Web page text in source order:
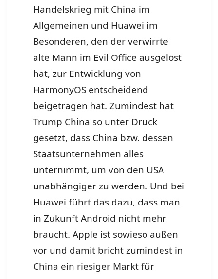
Handelskrieg mit China im
Allgemeinen und Huawei im
Besonderen, den der verwirrte
alte Mann im Evil Office ausgelöst
hat, zur Entwicklung von
HarmonyOS entscheidend
beigetragen hat. Zumindest hat
Trump China so unter Druck
gesetzt, dass China bzw. dessen
Staatsunternehmen alles
unternimmt, um von den USA
unabhängiger zu werden. Und bei
Huawei führt das dazu, dass man
in Zukunft Android nicht mehr
braucht. Apple ist sowieso außen
vor und damit bricht zumindest in
China ein riesiger Markt für